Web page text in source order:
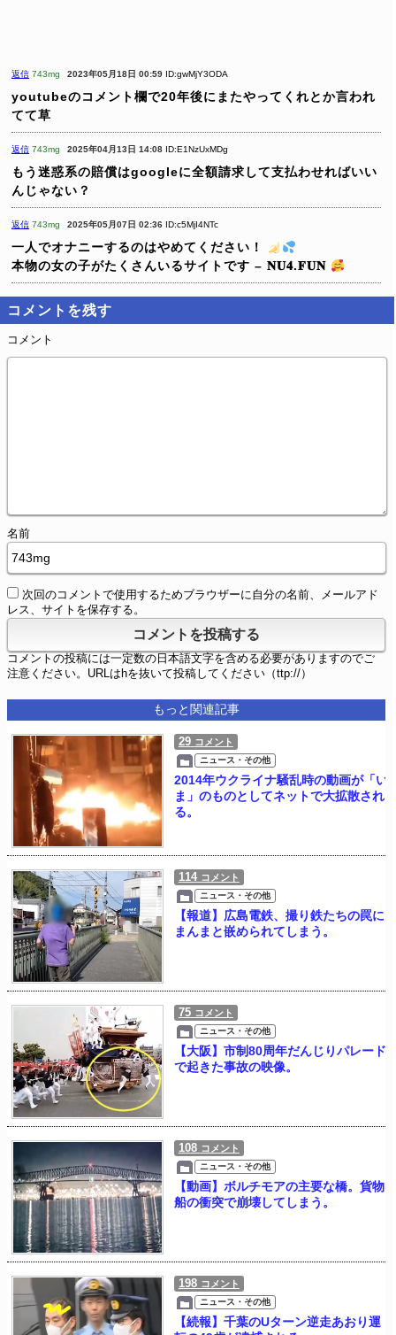
返信 743mg 2023年05月18日 00:59 ID:gwMjY3ODA
youtubeのコメント欄で20年後にまたやってくれとか言われ
てて草
返信 743mg 2025年04月13日 14:08 ID:E1NzUxMDg
もう迷惑系の賠償はgoogleに全額請求して支払わせればいい
んじゃない？
返信 743mg 2025年05月07日 02:36 ID:c5MjI4NTc
一人でオナニーするのはやめてください！
本物の女の子がたくさんいるサイトです – 𝐍𝐔𝟒.𝐅𝐔𝐍
コメントを残す
コメント
名前
次回のコメントで使用するためブラウザーに自分の名前、メールアド
レス、サイトを保存する。
コメントの投稿には一定数の日本語文字を含める必要がありますのでご
注意ください。URLはhを抜いて投稿してください（ttp://）
もっと関連記事
29 コメント
ニュース・その他
2014年ウクライナ騒乱時の動画が「い
ま」のものとしてネットで大拡散され
る。
114 コメント
ニュース・その他
【報道】広島電鉄、撮り鉄たちの罠に
まんまと嵌められてしまう。
75 コメント
ニュース・その他
【大阪】市制80周年だんじりパレード
で起きた事故の映像。
108 コメント
ニュース・その他
【動画】ボルチモアの主要な橋。貨物
船の衝突で崩壊してしまう。
198 コメント
ニュース・その他
【続報】千葉のUターン逆走あおり運